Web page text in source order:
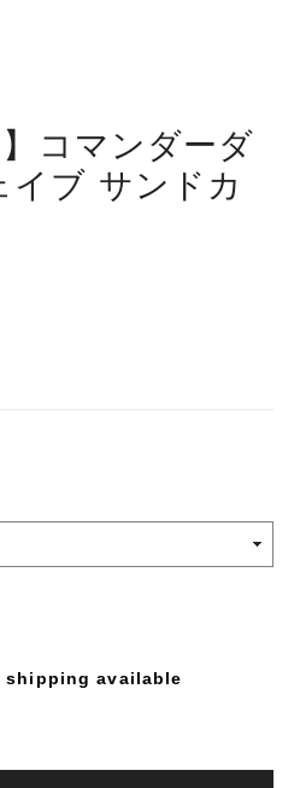
】コマンダーダ
イブ サンドカ
shipping available